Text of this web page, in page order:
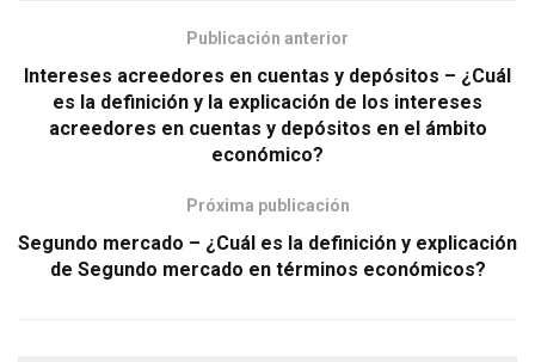
Publicación anterior
Intereses acreedores en cuentas y depósitos – ¿Cuál
es la definición y la explicación de los intereses
acreedores en cuentas y depósitos en el ámbito
económico?
Próxima publicación
Segundo mercado – ¿Cuál es la definición y explicación
de Segundo mercado en términos económicos?